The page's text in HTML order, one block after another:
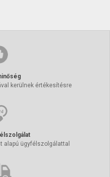
kerülnek értékesítésre
alapú ügyfélszolgálattal